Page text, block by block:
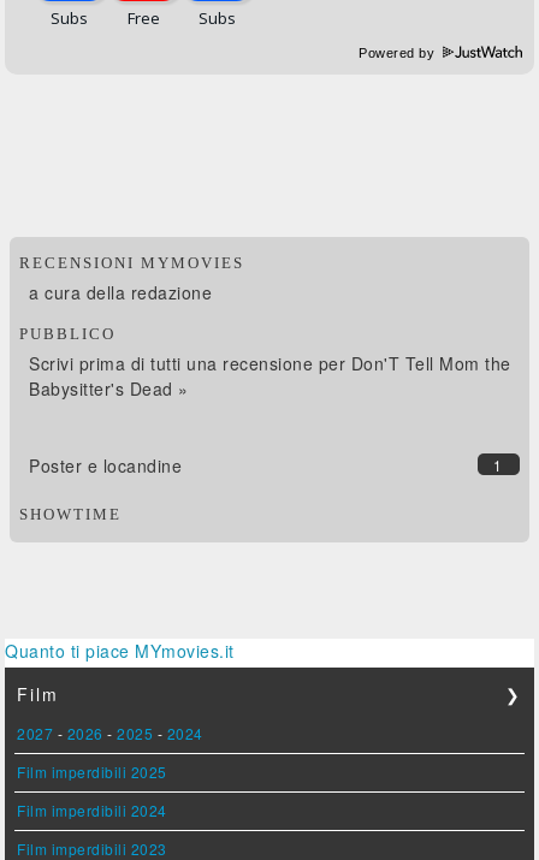
Powered by
RECENSIONI MYMOVIES
a cura della redazione
PUBBLICO
Scrivi prima di tutti una recensione per Don'T Tell Mom the
Babysitter's Dead »
1
Poster e locandine
SHOWTIME
Quanto ti piace MYmovies.it
Film
❯
2027 - 2026 -2025 - 2024
Film imperdibili 2025
Film imperdibili 2024
Film imperdibili 2023